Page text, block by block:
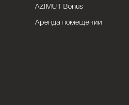
AZIMUT Bonus
Аренда помещений